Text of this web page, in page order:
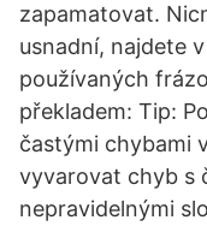
zapamatovat.
usnadní, najdete
používaných
překladem: Tip:
častými chybami
vyvarovat chyb s
nepravidelnými